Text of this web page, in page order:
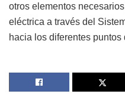
otros elementos
eléctrica a través del
hacia los diferentes puntos